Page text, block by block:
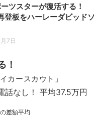
ツスターが復活する！
登板をハーレーダビッドソ
7日
！
カースカウト」
差額平均